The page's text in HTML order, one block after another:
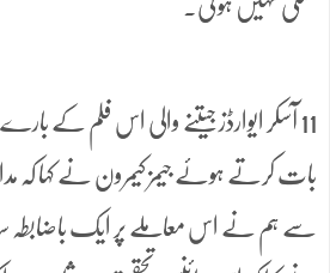
تسلی نہیں ہوئی۔
11 آسکر ایوارڈز جیتنے والی اس فلم کے
بات کرتے ہوئے جیمز کیمرون نے کہا کہ
سے ہم نے اس معاملے پر ایک باضابطہ